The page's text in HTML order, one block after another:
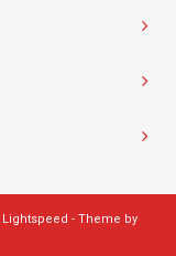
Lightspeed - Theme by